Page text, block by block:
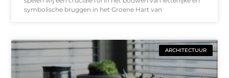
symbolische bruggen in het Groene Hart van
ARCHITECTUUR